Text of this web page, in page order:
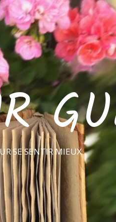
SE SENTIR MIEUX